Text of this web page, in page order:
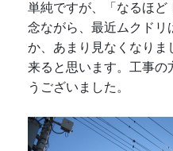
単純ですが、「なるほど
念ながら、最近ムクドリ
か、あまり見なくなりま
来ると思います。工事の
うございました。